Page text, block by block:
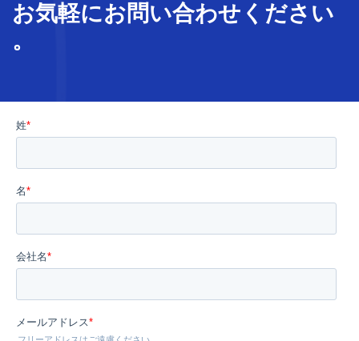
お気軽にお問い合わせ ください
。